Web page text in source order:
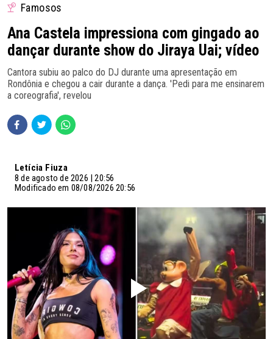
Famosos
Ana Castela impressiona com gingado ao
dançar durante show do Jiraya Uai; vídeo
Cantora subiu ao palco do DJ durante uma apresentação em
Rondônia e chegou a cair durante a dança. 'Pedi para me ensinarem
a coreografia', revelou
Letícia Fiuza
8 de agosto de 2026 | 20:56
Modificado em 08/08/2026 20:56